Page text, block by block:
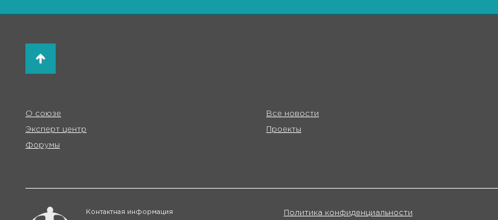
О союзе Все новости
Эксперт центр Проекты
Форумы
Контактная информация Политика конфиденциальности